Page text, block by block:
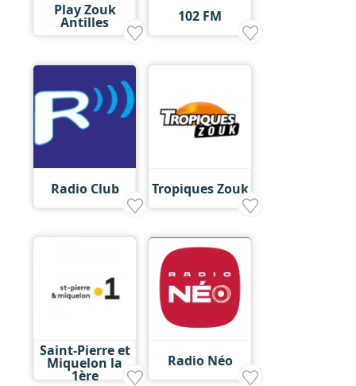
Play Zouk
Antilles 102 FM
Radio Club Tropiques Zouk
Saint-Pierre et
Miquelon la
1ère
Radio Néo